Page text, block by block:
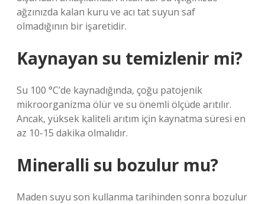
ağzınızda kalan kuru ve acı tat suyun saf
olmadığının bir işaretidir.
Kaynayan su temizlenir mi?
Su 100 °C’de kaynadığında, çoğu patojenik
mikroorganizma ölür ve su önemli ölçüde arıtılır.
Ancak, yüksek kaliteli arıtım için kaynatma süresi en
az 10-15 dakika olmalıdır.
Mineralli su bozulur mu?
Maden suyu son kullanma tarihinden sonra bozulur